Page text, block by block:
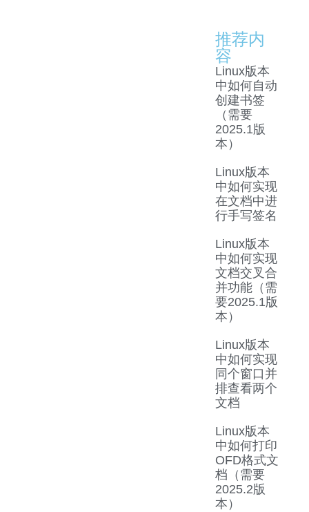
推荐内
容
Linux版本
中如何自动
创建书签
（需要
2025.1版
本）
Linux版本
中如何实现
在文档中进
行手写签名
Linux版本
中如何实现
文档交叉合
并功能（需
要2025.1版
本）
Linux版本
中如何实现
同个窗口并
排查看两个
文档
Linux版本
中如何打印
OFD格式文
档（需要
2025.2版
本）